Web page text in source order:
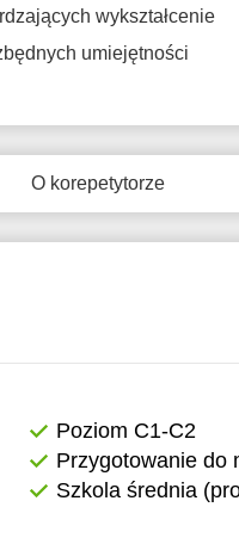
wykształcenie
umiejętności
O korepetytorze
Poziom C1-C2
Przygotowanie do
Szkola średnia
pon
10
wto
11
Brak
Brak